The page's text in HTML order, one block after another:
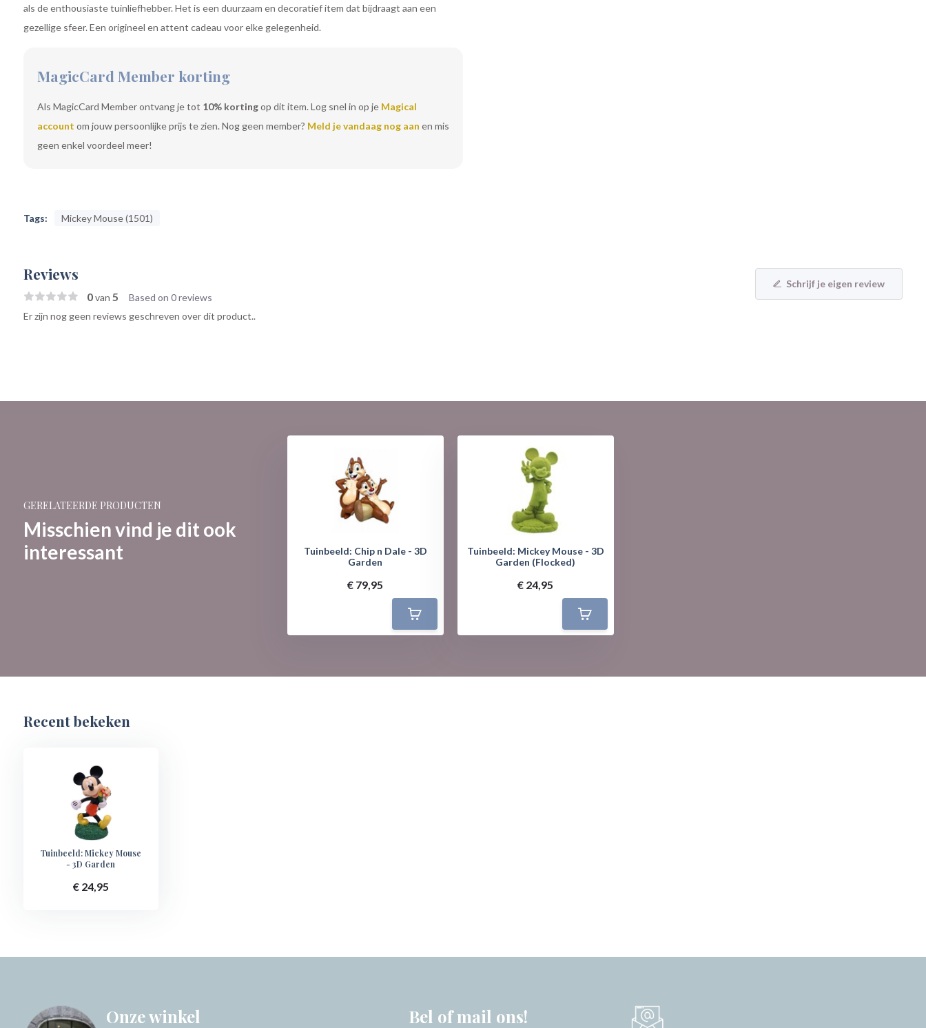
als de enthousiaste tuinliefhebber. Het is een duurzaam en decoratief item dat bijdraagt aan een
gezellige sfeer. Een origineel en attent cadeau voor elke gelegenheid.
MagicCard Member korting
Als MagicCard Member ontvang je tot 10% kortingop dit item. Log snel in op je Magical
account om jouw persoonlijke prijs te zien. Nog geen member? Meld je vandaag nog aan en mis
geen enkel voordeel meer!
Tags: Mickey Mouse (1501)
Reviews
0van 5 Based on 0 reviews
Schrijf je eigen review
Er zijn nog geen reviews geschreven over dit product..
GERELATEERDE PRODUCTEN
Misschien vind je dit ook
interessant
Tuinbeeld: Chip n Dale - 3D
Garden
€ 79,95
Tuinbeeld: Mickey Mouse - 3D
Garden (Flocked)
€ 24,95
Recent bekeken
Tuinbeeld: Mickey Mouse
- 3D Garden
€ 24,95
Onze winkel Bel of mail ons!